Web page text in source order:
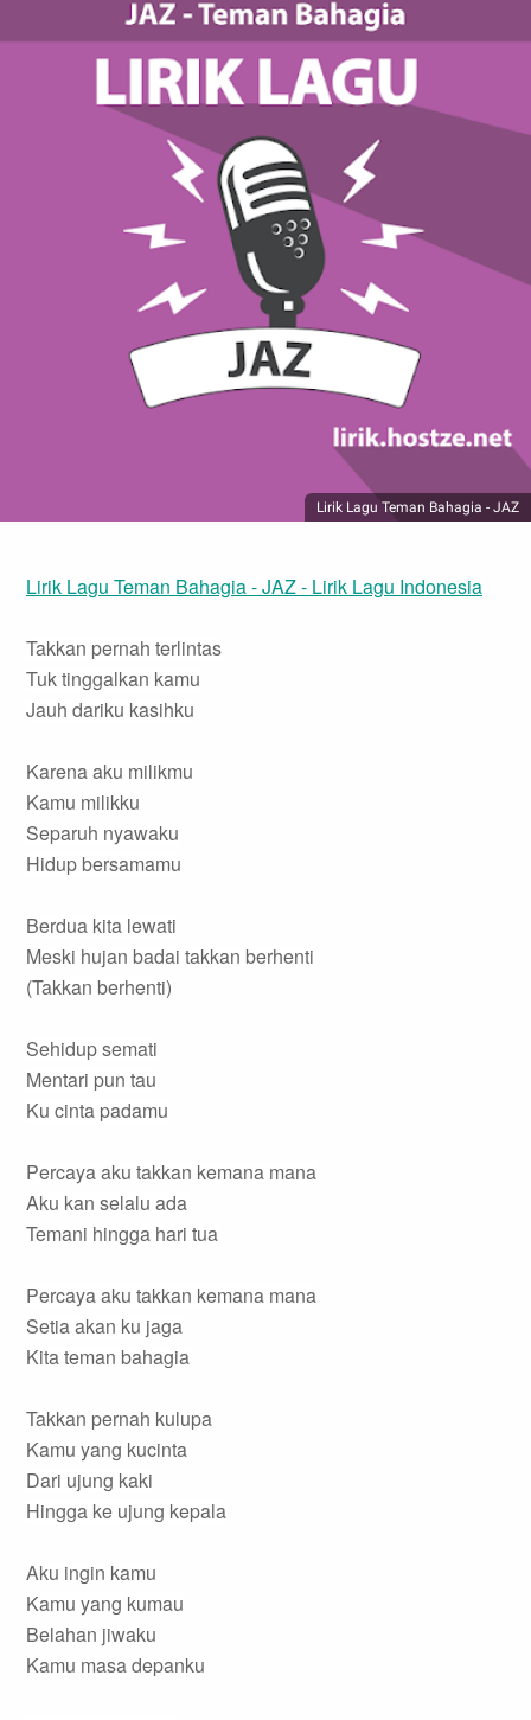
Lirik Lagu Teman Bahagia - JAZ
Lirik Lagu Teman Bahagia - JAZ - Lirik Lagu Indonesia
Takkan pernah terlintas
Tuk tinggalkan kamu
Jauh dariku kasihku
Karena aku milikmu
Kamu milikku
Separuh nyawaku
Hidup bersamamu
Berdua kita lewati
Meski hujan badai takkan berhenti
(Takkan berhenti)
Sehidup semati
Mentari pun tau
Ku cinta padamu
Percaya aku takkan kemana mana
Aku kan selalu ada
Temani hingga hari tua
Percaya aku takkan kemana mana
Setia akan ku jaga
Kita teman bahagia
Takkan pernah kulupa
Kamu yang kucinta
Dari ujung kaki
Hingga ke ujung kepala
Aku ingin kamu
Kamu yang kumau
Belahan jiwaku
Kamu masa depanku